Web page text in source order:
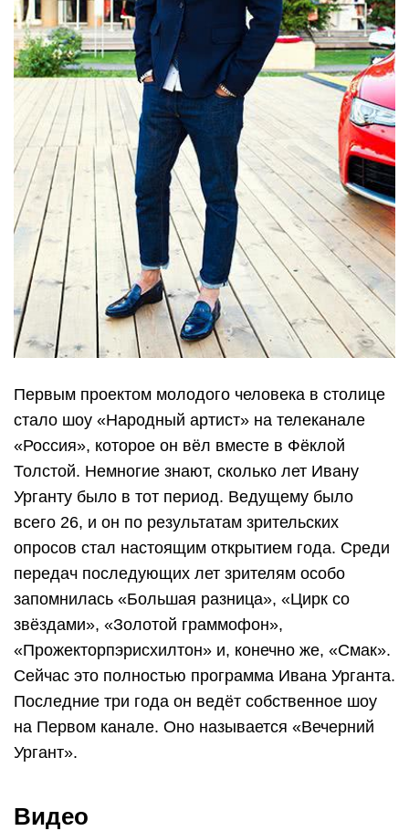
Первым проектом молодого человека в столице
стало шоу «Народный артист» на телеканале
«Россия», которое он вёл вместе в Фёклой
Толстой. Немногие знают, сколько лет Ивану
Урганту было в тот период. Ведущему было
всего 26, и он по результатам зрительских
опросов стал настоящим открытием года. Среди
передач последующих лет зрителям особо
запомнилась «Большая разница», «Цирк со
звёздами», «Золотой граммофон»,
«Прожекторпэрисхилтон» и, конечно же, «Смак».
Сейчас это полностью программа Ивана Урганта.
Последние три года он ведёт собственное шоу
на Первом канале. Оно называется «Вечерний
Ургант».
Видео